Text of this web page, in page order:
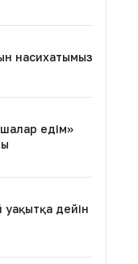
насихатымыз
едім»
дейін